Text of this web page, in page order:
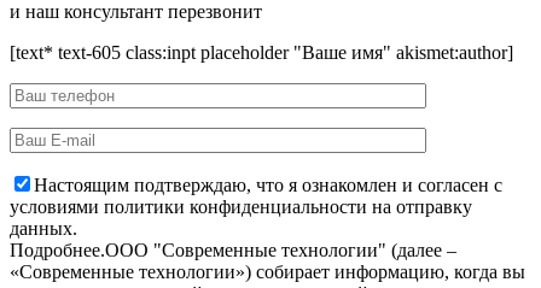
и наш консультант перезвонит
[text* text-605 class:inpt placeholder "Ваше имя" akismet:author]
Настоящим подтверждаю, что я ознакомлен и согласен с
условиями политики конфиденциальности на отправку
данных.
Подробнее.OOO "Современные технологии" (далее –
«Современные технологии») собирает информацию, когда вы